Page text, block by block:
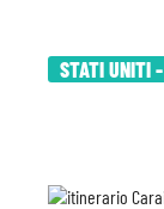
STATI UNITI